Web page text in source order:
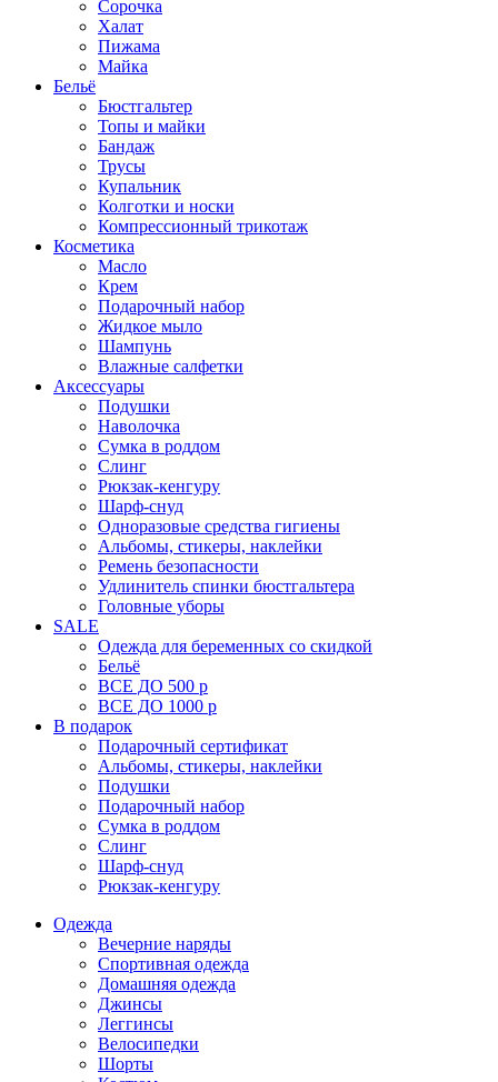
Сорочка
Халат
Пижама
Майка
Бельё
Бюстгальтер
Топы и майки
Бандаж
Трусы
Купальник
Колготки и носки
Компрессионный трикотаж
Косметика
Масло
Крем
Подарочный набор
Жидкое мыло
Шампунь
Влажные салфетки
Аксессуары
Подушки
Наволочка
Сумка в роддом
Cлинг
Рюкзак-кенгуру
Шарф-снуд
Одноразовые средства гигиены
Альбомы, стикеры, наклейки
Ремень безопасности
Удлинитель спинки бюстгальтера
Головные уборы
SALE
Одежда для беременных со скидкой
Бельё
ВСЕ ДО 500 р
ВСЕ ДО 1000 р
В подарок
Подарочный сертификат
Альбомы, стикеры, наклейки
Подушки
Подарочный набор
Сумка в роддом
Слинг
Шарф-снуд
Рюкзак-кенгуру
Одежда
Вечерние наряды
Спортивная одежда
Домашняя одежда
Джинсы
Леггинсы
Велосипедки
Шорты